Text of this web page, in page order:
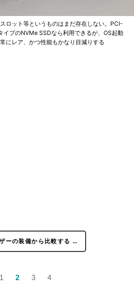
ロット等というものはまだ存在しない。PCI-
イプのNVMe SSDなら利用できるが、OS起動
にレア、かつ性能もかなり目減りする
ーの装備から比較する …
1 2 3 4